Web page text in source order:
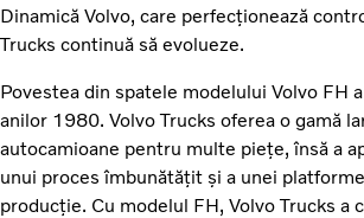
Dinamică Volvo, care perfecționează
Trucks continuă să evolueze.
Povestea din spatele modelului Volvo FH
anilor 1980. Volvo Trucks oferea o gamă
autocamioane pentru multe piețe, însă a
unui proces îmbunătățit și a unei
producție. Cu modelul FH, Volvo Trucks a